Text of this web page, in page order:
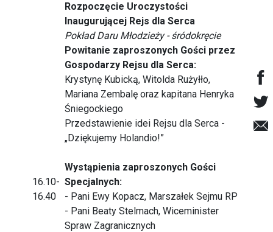
16.10-
16.40
Rozpoczęcie Uroczystości
Inaugurującej Rejs dla Serca
Pokład Daru Młodzieży - śródokręcie
Powitanie zaproszonych Gości przez
Gospodarzy Rejsu dla Serca:
Krystynę Kubicką, Witolda Rużyłło,
Mariana Zembalę oraz kapitana Henryka
Śniegockiego
Przedstawienie idei Rejsu dla Serca -
„Dziękujemy Holandio!”
Wystąpienia zaproszonych Gości
Specjalnych:
- Pani Ewy Kopacz, Marszałek Sejmu RP
- Pani Beaty Stelmach, Wiceminister
Spraw Zagranicznych